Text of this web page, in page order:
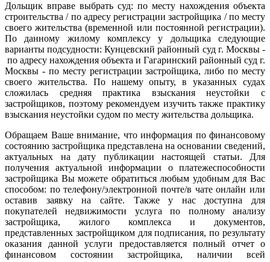
Дольщик вправе выбрать суд: по месту нахождения объекта
строительства / по адресу регистрации застройщика / по месту
своего жительства (временной или постоянной регистрации).
По данному жилому комплексу у дольщика следующие
варианты подсудности: Кунцевский районный суд г. Москвы-
по адресу нахождения объекта и Гагаринский районный суд г.
Москвы - по месту регистрации застройщика, либо по месту
своего жительства. По нашему опыту, в указанных судах
сложилась средняя практика взыскания неустойки с
застройщиков, поэтому рекомендуем изучить также практику
взыскания неустойки судом по месту жительства дольщика.
Обращаем Ваше внимание, что информация по финансовому
состоянию застройщика представлена на основании сведений,
актуальных на дату публикации настоящей статьи. Для
получения актуальной информации о платежеспособности
застройщика Вы можете обратиться любым удобным для Вас
способом: по телефону/электронной почте/в чате онлайн или
оставив заявку на сайте. Также у нас доступна для
покупателей недвижимости услуга по полному анализу
застройщика, жилого комплекса и документов,
представленных застройщиком для подписания, по результату
оказания данной услуги предоставляется полный отчет о
финансовом состоянии застройщика, наличии всей